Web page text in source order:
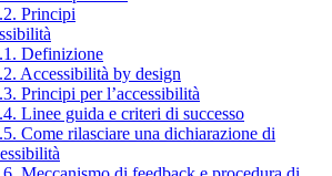
Principi
Definizione
Accessibilità by design
Principi per l’accessibilità
Linee guida e criteri di successo
Come rilasciare una dichiarazione di